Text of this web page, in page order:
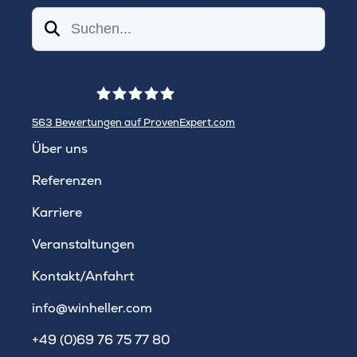
Suchen
563 Bewertungen auf ProvenExpert.com
Über uns
Referenzen
Karriere
Veranstaltungen
Kontakt/Anfahrt
info@winheller.com
+49 (0)69 76 75 77 80